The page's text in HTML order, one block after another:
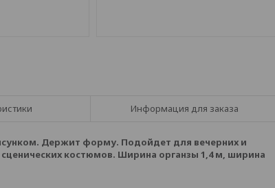
Информация для заказа
Держит форму. Подойдет для вечерних и
костюмов. Ширина органзы 1,4 м, ширина